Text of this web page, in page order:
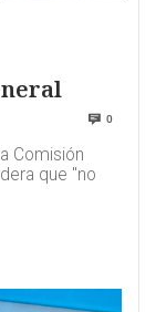
0
Comisión
que "no